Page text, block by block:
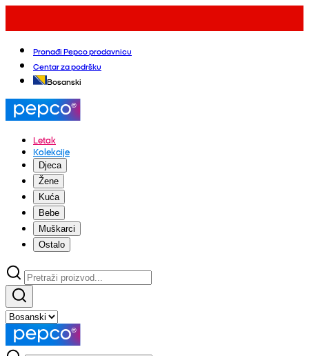
Pronađi Pepco prodavnicu
Centar za podršku
Bosanski
Letak
Kolekcije
Djeca
Žene
Kuća
Bebe
Muškarci
Ostalo